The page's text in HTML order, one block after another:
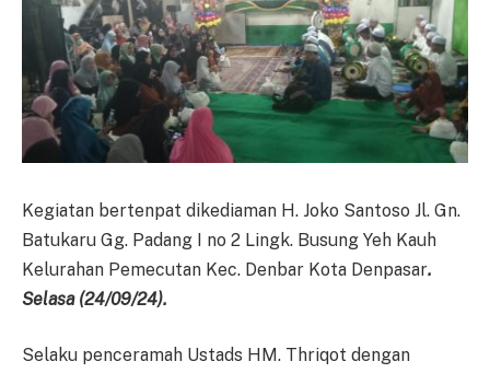
Kegiatan bertenpat dikediaman H. Joko Santoso Jl. Gn.
Batukaru Gg. Padang I no 2 Lingk. Busung Yeh Kauh
Kelurahan Pemecutan Kec. Denbar Kota Denpasar.
Selasa (24/09/24).
Selaku penceramah Ustads HM. Thriqot dengan